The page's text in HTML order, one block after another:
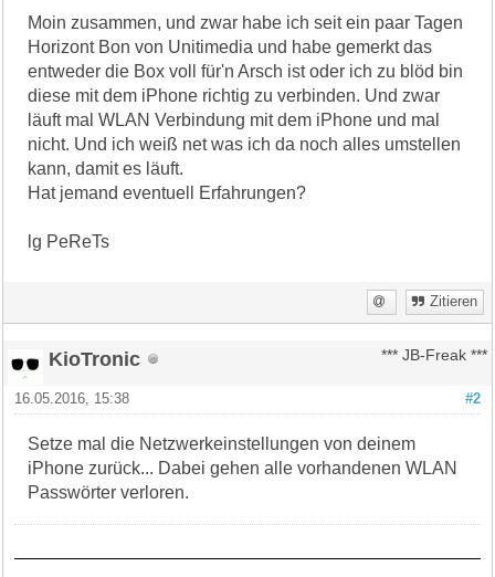
Moin zusammen, und zwar habe ich seit ein paar Tagen
Horizont Bon von Unitimedia und habe gemerkt das
entweder die Box voll für'n Arsch ist oder ich zu blöd bin
diese mit dem iPhone richtig zu verbinden. Und zwar
läuft mal WLAN Verbindung mit dem iPhone und mal
nicht. Und ich weiß net was ich da noch alles umstellen
kann, damit es läuft.
Hat jemand eventuell Erfahrungen?
lg PeReTs
Zitieren
KioTronic *** JB-Freak ***
#2
16.05.2016, 15:38
Setze mal die Netzwerkeinstellungen von deinem
iPhone zurück... Dabei gehen alle vorhandenen WLAN
Passwörter verloren.